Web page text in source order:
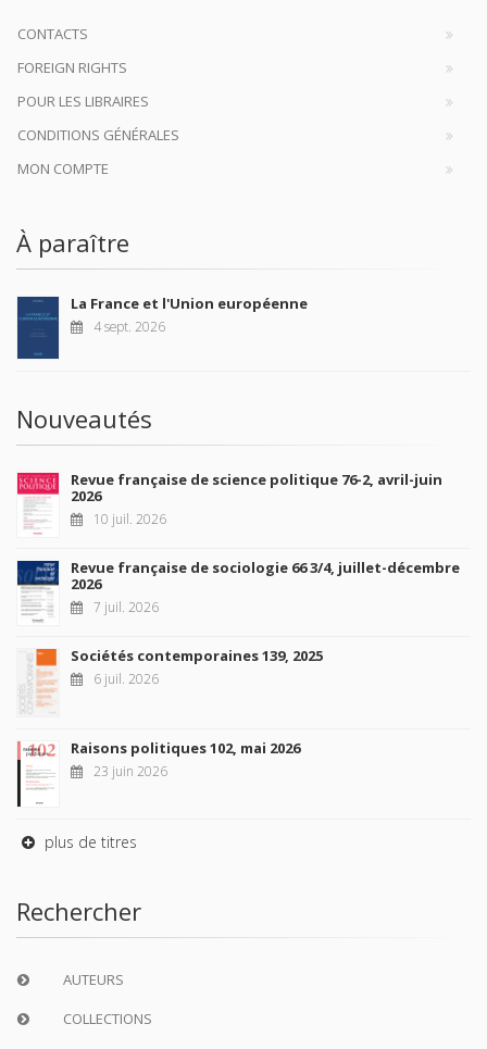
CONTACTS
FOREIGN RIGHTS
POUR LES LIBRAIRES
CONDITIONS GÉNÉRALES
MON COMPTE
À paraître
La France et l'Union européenne
4 sept. 2026
Nouveautés
Revue française de science politique 76-2, avril-juin
2026
10 juil. 2026
Revue française de sociologie 66 3/4, juillet-décembre
2026
7 juil. 2026
Sociétés contemporaines 139, 2025
6 juil. 2026
Raisons politiques 102, mai 2026
23 juin 2026
plus de titres
Rechercher
AUTEURS
COLLECTIONS